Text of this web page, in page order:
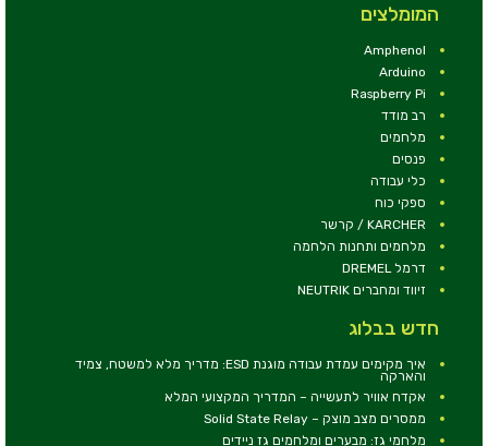
המומלצים
Amphenol
Arduino
Raspberry Pi
רב מודד
מלחמים
פנסים
כלי עבודה
ספקי כוח
KARCHER / קרשר
מלחמים ותחנות הלחמה
דרמל DREMEL
זיווד ומחברים NEUTRIK
חדש בבלוג
איך מקימים עמדת עבודה מוגנת ESD: מדריך מלא למשטח, צמיד
והארקה
אקדח אוויר לתעשייה – המדריך המקצועי המלא
ממסרים מצב מוצק – Solid State Relay
מלחמי גז: מבערים ומלחמים גז ניידים